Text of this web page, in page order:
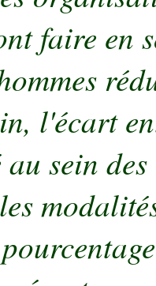
faire en
l'écart
au sein